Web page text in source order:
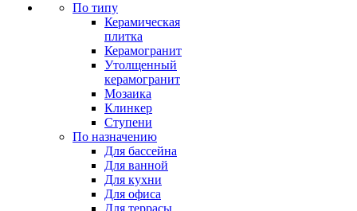
По типу
Керамическая
плитка
Керамогранит
Утолщенный
керамогранит
Мозаика
Клинкер
Ступени
По назначению
Для бассейна
Для ванной
Для кухни
Для офиса
Для террасы